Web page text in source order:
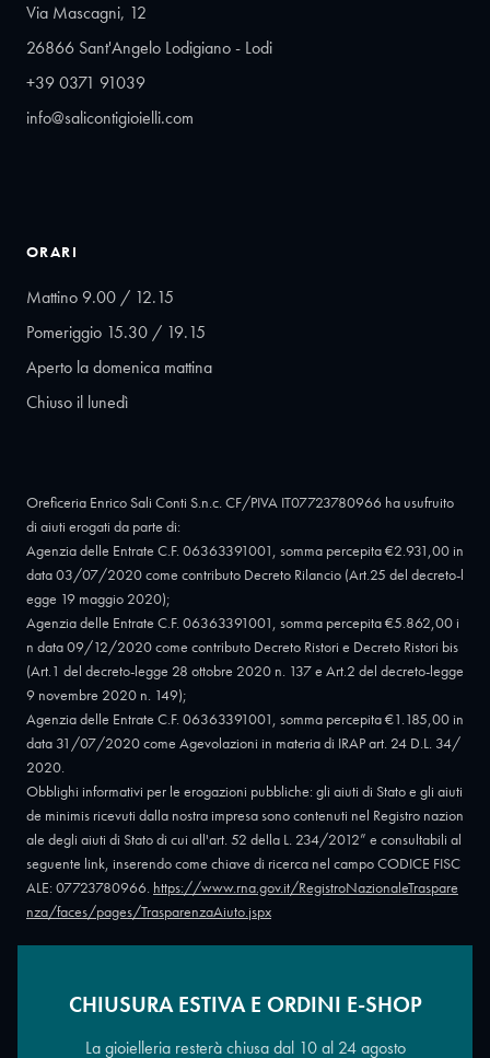
Via Mascagni, 12
26866 Sant'Angelo Lodigiano - Lodi
+39 0371 91039
info@salicontigioielli.com
ORARI
Mattino 9.00 / 12.15
Pomeriggio 15.30 / 19.15
Aperto la domenica mattina
Chiuso il lunedì
Oreficeria Enrico Sali Conti S.n.c. CF/PIVA IT07723780966 ha usufruito
di aiuti erogati da parte di:
Agenzia delle Entrate C.F. 06363391001, somma percepita €2.931,00 in
data 03/07/2020 come contributo Decreto Rilancio (Art.25 del decreto-l
egge 19 maggio 2020);
Agenzia delle Entrate C.F. 06363391001, somma percepita €5.862,00 i
n data 09/12/2020 come contributo Decreto Ristori e Decreto Ristori bis
(Art.1 del decreto-legge 28 ottobre 2020 n. 137 e Art.2 del decreto-legge
9 novembre 2020 n. 149);
Agenzia delle Entrate C.F. 06363391001, somma percepita €1.185,00 in
data 31/07/2020 come Agevolazioni in materia di IRAP art. 24 D.L. 34/
2020.
Obblighi informativi per le erogazioni pubbliche: gli aiuti di Stato e gli aiuti
de minimis ricevuti dalla nostra impresa sono contenuti nel Registro nazion
ale degli aiuti di Stato di cui all'art. 52 della L. 234/2012” e consultabili al
seguente link, inserendo come chiave di ricerca nel campo CODICE FISC
ALE: 07723780966. https://www.rna.gov.it/RegistroNazionaleTraspare
nza/faces/pages/TrasparenzaAiuto.jspx
Copyright © 2026 - Oreficeria Enrico Sali Conti e C. snc - Partita IVA
CHIUSURA ESTIVA E ORDINI E-SHOP
La gioielleria resterà chiusa dal 10 al 24 agosto